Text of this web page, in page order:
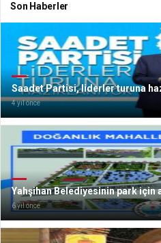
Son Haberler
Saadet Partisi, liderler turuna
4 yıl önce
Yahşihan Belediyesinin park için
6 yıl önce